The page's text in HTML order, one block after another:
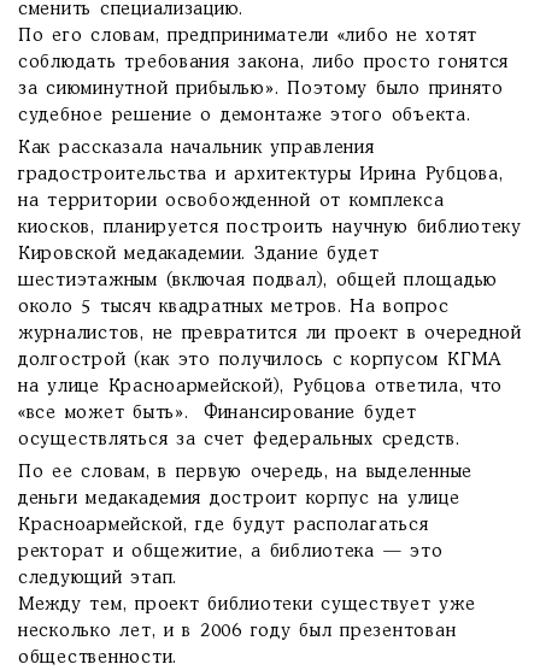
сменить специализацию.
По его словам, предприниматели «либо не хотят
соблюдать требования закона, либо просто гонятся
за сиюминутной прибылью». Поэтому было принято
судебное решение о демонтаже этого объекта.
Как рассказала начальник управления
градостроительства и архитектуры Ирина Рубцова,
на территории освобожденной от комплекса
киосков, планируется построить научную библиотеку
Кировской медакадемии. Здание будет
шестиэтажным (включая подвал), общей площадью
около 5 тысяч квадратных метров. На вопрос
журналистов, не превратится ли проект в очередной
долгострой (как это получилось с корпусом КГМА
на улице Красноармейской), Рубцова ответила, что
«все может быть». Финансирование будет
осуществляться за счет федеральных средств.
По ее словам, в первую очередь, на выделенные
деньги медакадемия достроит корпус на улице
Красноармейской, где будут располагаться
ректорат и общежитие, а библиотека — это
следующий этап.
Между тем, проект библиотеки существует уже
несколько лет, и в 2006 году был презентован
общественности.